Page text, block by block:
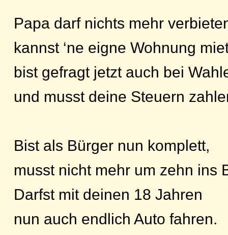
Papa darf nichts mehr
kannst ‘ne eigne Wohnung
bist gefragt jetzt auch bei
und musst deine Steuern
Bist als Bürger nun komplett,
musst nicht mehr um zehn ins
Darfst mit deinen 18 Jahren
nun auch endlich Auto fahren.